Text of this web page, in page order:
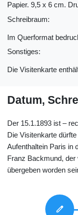
Papier. 9,5 x 6 cm.
Schreibraum:
Im Querformat
Sonstiges:
Die Visitenkarte
Datum,
Der 15.1.1893 ist –
Die Visitenkarte
Aufenthaltein Paris in
Franz Backmund, der
übergeben worden
edit